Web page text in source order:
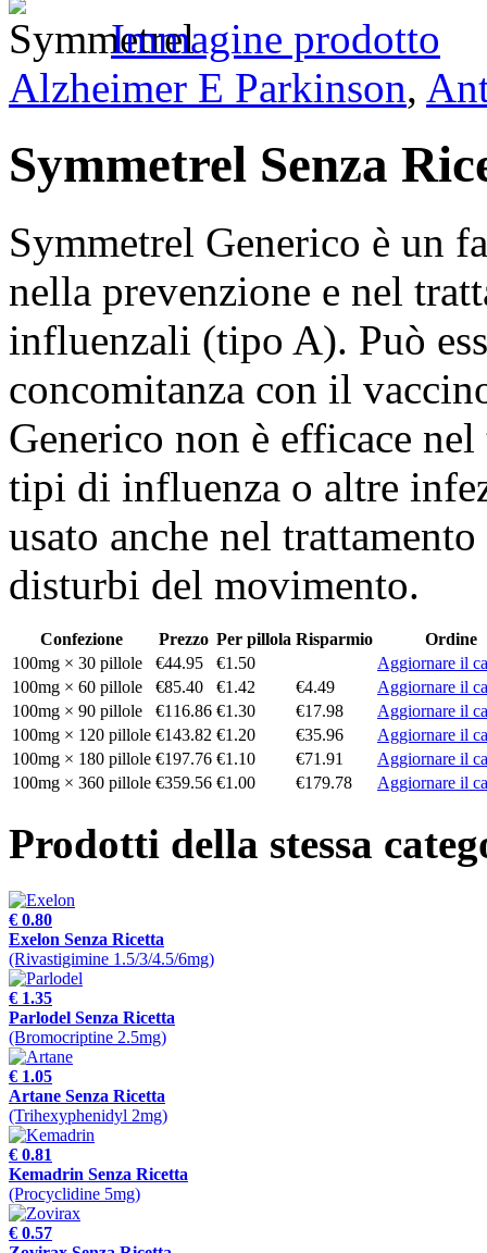
Immagine prodotto
Alzheimer E Parkinson,
Symmetrel Senza
Symmetrel Generico è un
nella prevenzione e nel
influenzali (tipo A). Può
concomitanza con il
Generico non è efficace
tipi di influenza o altre
usato anche nel
disturbi del movimento.
Confezione Prezzo Per pillola Risparmio
Ordine
100mg × 30 pillole
€44.95 €1.50
Aggiornare il
100mg × 60 pillole
€85.40 €1.42 €4.49
Aggiornare il
100mg × 90 pillole
€116.86 €1.30 €17.98
Aggiornare il
100mg × 120 pillole €143.82 €1.20 €35.96
Aggiornare il
100mg × 180 pillole €197.76 €1.10 €71.91
Aggiornare il
100mg × 360 pillole €359.56 €1.00 €179.78 Aggiornare il
Prodotti della stessa
€ 0.80
Exelon Senza Ricetta
(Rivastigimine 1.5/3/4.5/6mg)
€ 1.35
Parlodel Senza Ricetta
(Bromocriptine 2.5mg)
€ 1.05
Artane Senza Ricetta
(Trihexyphenidyl 2mg)
€ 0.81
Kemadrin Senza Ricetta
(Procyclidine 5mg)
€ 0.57